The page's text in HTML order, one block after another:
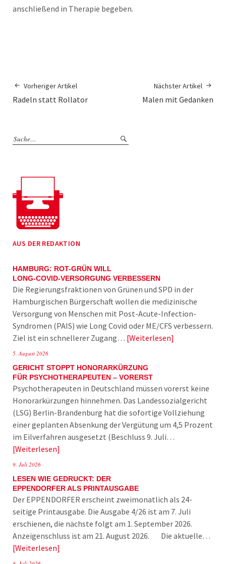
anschließend in Therapie begeben.
Vorheriger Artikel
Radeln statt Rollator
Nächster Artikel
Malen mit Gedanken
AUS DER REDAKTION
HAMBURG: ROT-GRÜN WILL
LONG-COVID-VERSORGUNG VERBESSERN
Die Regierungsfraktionen von Grünen und SPD in der
Hamburgischen Bürgerschaft wollen die medizinische
Versorgung von Menschen mit Post-Acute-Infection-
Syndromen (PAIS) wie Long Covid oder ME/CFS verbessern.
Ziel ist ein schnellerer Zugang… Weiterlesen
5. August 2026
GERICHT STOPPT HONORARKÜRZUNG
FÜR PSYCHOTHERAPEUTEN – VORERST
Psychotherapeuten in Deutschland müssen vorerst keine
Honorarkürzungen hinnehmen. Das Landessozialgericht
(LSG) Berlin-Brandenburg hat die sofortige Vollziehung
einer geplanten Absenkung der Vergütung um 4,5 Prozent
im Eilverfahren ausgesetzt (Beschluss 9. Juli…
Weiterlesen
9. Juli 2026
LESEN WIE GEDRUCKT: DER
EPPENDORFER ALS PRINTAUSGABE
Der EPPENDORFER erscheint zweimonatlich als 24-
seitige Printausgabe. Die Ausgabe 4/26 ist am 7. Juli
erschienen, die nächste folgt am 1. September 2026.
Anzeigenschluss ist am 21. August 2026. Die aktuelle…
Weiterlesen